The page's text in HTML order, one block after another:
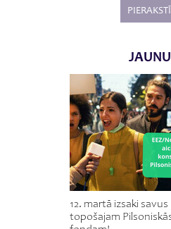
12. martā izsaki
topošajam